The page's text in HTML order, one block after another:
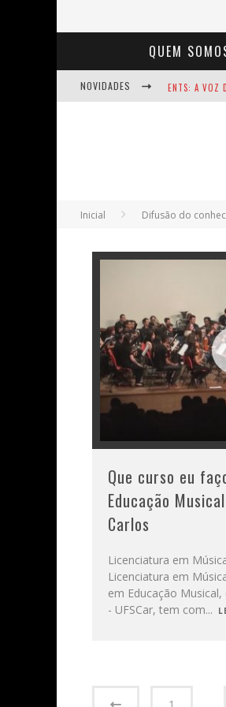
QUEM
NOVIDADES ENTS: A VOZ
BAÚ DE
Inicial Difusão do
Que curso eu
Educação
Carlos
Licenciatura em
Licenciatura em
em Educação
- UFSCar, tem com...